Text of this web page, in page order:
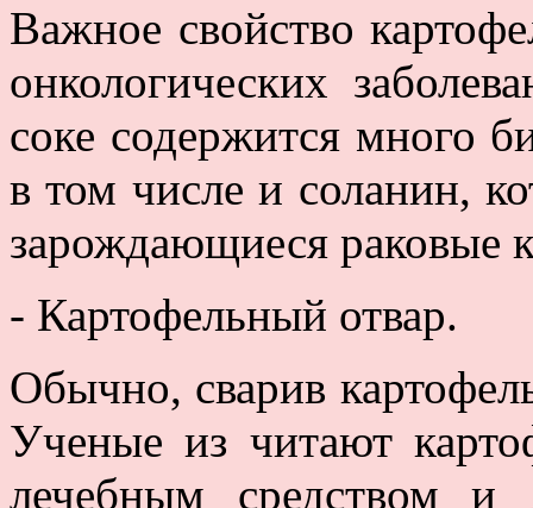
Важное свойство
онкологических
соке содержится много
в том числе и соланин,
зарождающиеся раковые
- Картофельный отвар.
Обычно, сварив
Ученые из читают
лечебным средством и